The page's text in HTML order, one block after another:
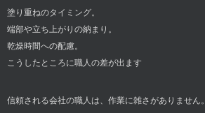
塗り重ねのタイミング。
端部や立ち上がりの納まり。
乾燥時間への配慮。
こうしたところに職人の差が出ます
信頼される会社の職人は、作業に雑さがありません。